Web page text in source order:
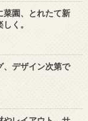
菜園、とれたて新
く。
、デザイン次第で